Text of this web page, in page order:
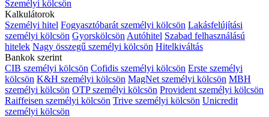
Személyi kölcsön
Kalkulátorok
Személyi hitel Fogyasztóbarát személyi kölcsön Lakásfelújítási
személyi kölcsön Gyorskölcsön Autóhitel Szabad felhasználású
hitelek Nagy összegű személyi kölcsön Hitelkiváltás
Bankok szerint
CIB személyi kölcsön Cofidis személyi kölcsön Erste személyi
kölcsön K&H személyi kölcsön MagNet személyi kölcsön MBH
személyi kölcsön OTP személyi kölcsön Provident személyi kölcsön
Raiffeisen személyi kölcsön Trive személyi kölcsön Unicredit
személyi kölcsön